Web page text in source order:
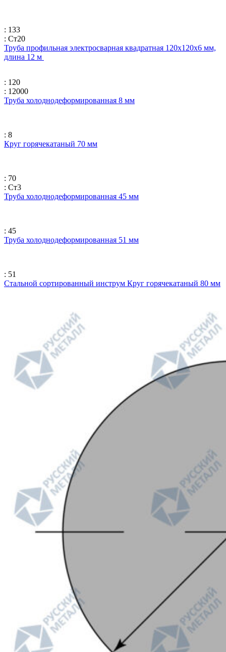
: 133
: Ст20
Труба профильная электросварная квадратная 120х120х6 мм,
длина 12 м
: 120
: 12000
Труба холоднодеформированная 8 мм
: 8
Круг горячекатаный 70 мм
: 70
: Ст3
Труба холоднодеформированная 45 мм
: 45
Труба холоднодеформированная 51 мм
: 51
Стальной сортированный инструм Круг горячекатаный 80 мм